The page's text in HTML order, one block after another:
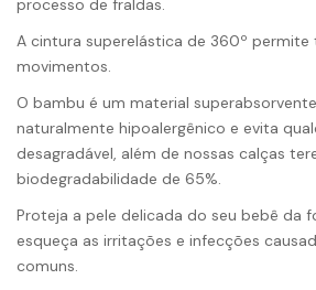
processo de fraldas.
A cintura superelástica de 360º
movimentos.
O bambu é um material
naturalmente hipoalergênico e evita
desagradável, além de nossas calças
biodegradabilidade de 65%.
Proteja a pele delicada do seu bebê da
esqueça as irritações e infecções
comuns.